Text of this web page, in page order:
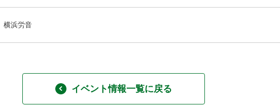
横浜労音
イベント情報一覧に戻る